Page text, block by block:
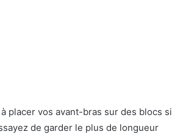
placer vos avant-bras sur des blocs si
de garder le plus de longueur